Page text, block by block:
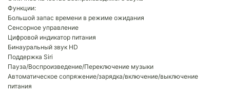
Функции:
Большой запас времени в режиме ожидания
Сенсорное управление
Цифровой индикатор питания
Бинауральный звук HD
Поддержка Siri
Пауза/Воспроизведение/Переключение музыки
Автоматическое сопряжение/зарядка/включение/выключение
питания